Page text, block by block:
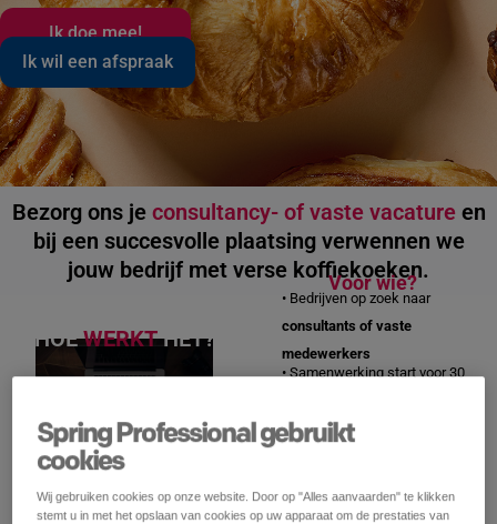
Ik doe mee!
Ik wil een afspraak
Bezorg ons je consultancy- of vaste vacature en
bij een succesvolle plaatsing verwennen we
jouw bedrijf met verse koffiekoeken.
HOEWERKTHET?
Voor wie?
• Bedrijven op zoek naar
consultants of vaste
medewerkers
• Samenwerking start voor 30
september 2026
verwennen we jouw bedrijf
Spring Professional gebruikt
cookies
Wij gebruiken cookies op onze website. Door op "Alles aanvaarden" te klikken
stemt u in met het opslaan van cookies op uw apparaat om de prestaties van